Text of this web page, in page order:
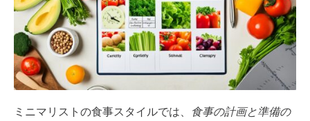
ミニマリストの食事スタイルでは、 食事の計画と準備の